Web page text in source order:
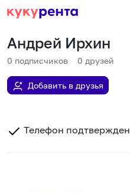
Андрей Ирхин
0 подписчиков 0 друзей
Добавить в друзья
Телефон подтвержден